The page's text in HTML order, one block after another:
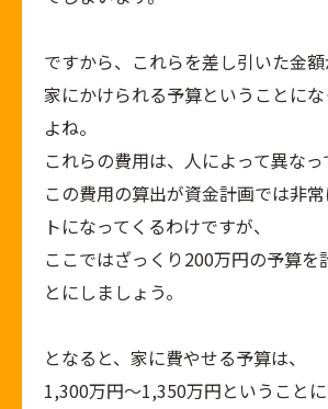
ですから、これらを差し引いた金
家にかけられる予算ということに
よね。
これらの費用は、人によって異なっ
この費用の算出が資金計画では非
トになってくるわけですが、
ここではざっくり200万円の予算を
とにしましょう。
となると、家に費やせる予算は、
1,300万円～1,350万円ということに